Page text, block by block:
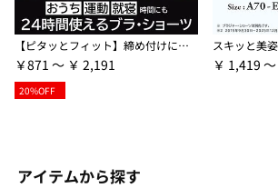
【ピタッとフィット】締め付けにくいスーピタブラ・ショーツ（別売）
￥871 ～ ￥ 2,191
20%OFF
￥ 1,419
アイテムから探す